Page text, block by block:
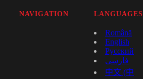
NAVIGATION LANGUAGES
Română
English
Русский
فارسی
中文 (中